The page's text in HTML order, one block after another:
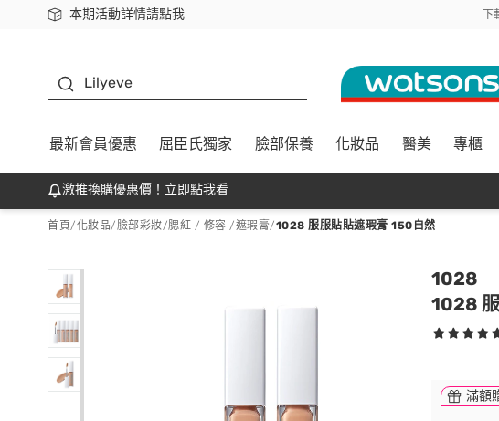
本期活動詳情請點我
下載app最高回饋$350 下
Lilyeve
最新會員優惠 屈臣氏獨家 臉部保養 化妝品 醫美 專櫃
激推換購優惠價！立即點我看
首頁/化妝品/臉部彩妝/腮紅 / 修容 /遮瑕膏/1028 服服貼貼遮瑕膏 150自然
1028
1028
滿額